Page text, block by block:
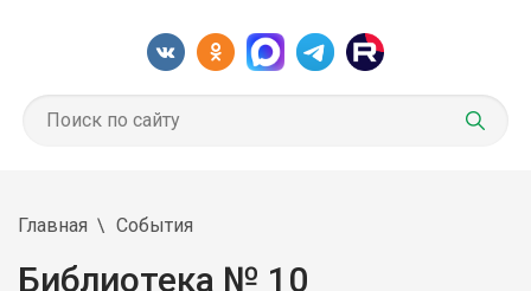
Главная События
Библиотека № 10